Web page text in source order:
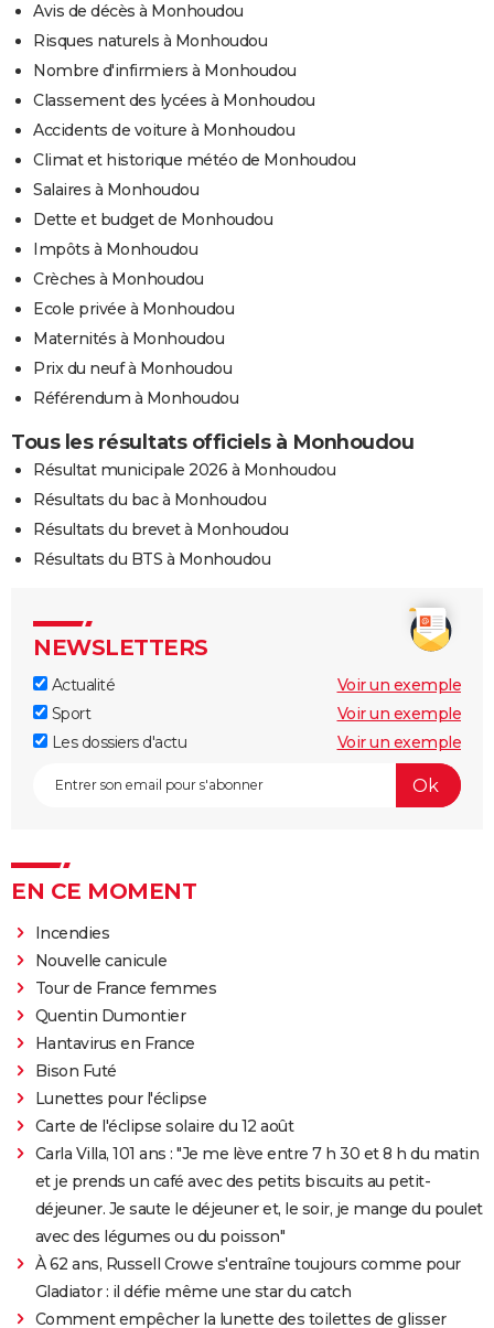
Avis de décès à Monhoudou
Risques naturels à Monhoudou
Nombre d'infirmiers à Monhoudou
Classement des lycées à Monhoudou
Accidents de voiture à Monhoudou
Climat et historique météo de Monhoudou
Salaires à Monhoudou
Dette et budget de Monhoudou
Impôts à Monhoudou
Crèches à Monhoudou
Ecole privée à Monhoudou
Maternités à Monhoudou
Prix du neuf à Monhoudou
Référendum à Monhoudou
Tous les résultats officiels à Monhoudou
Résultat municipale 2026 à Monhoudou
Résultats du bac à Monhoudou
Résultats du brevet à Monhoudou
Résultats du BTS à Monhoudou
NEWSLETTERS
Actualité
Voir un exemple
Sport
Voir un exemple
Les dossiers d'actu
Voir un exemple
EN CE MOMENT
Incendies
Nouvelle canicule
Tour de France femmes
Quentin Dumontier
Hantavirus en France
Bison Futé
Lunettes pour l'éclipse
Carte de l'éclipse solaire du 12 août
Carla Villa, 101 ans : "Je me lève entre 7 h 30 et 8 h du matin
et je prends un café avec des petits biscuits au petit-
déjeuner. Je saute le déjeuner et, le soir, je mange du poulet
avec des légumes ou du poisson"
À 62 ans, Russell Crowe s'entraîne toujours comme pour
Gladiator : il défie même une star du catch
Comment empêcher la lunette des toilettes de glisser